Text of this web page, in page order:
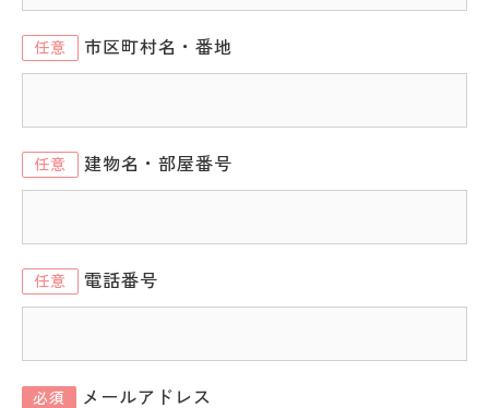
任意 市区町村名・番地
任意 建物名・部屋番号
任意 電話番号
必須 メールアドレス